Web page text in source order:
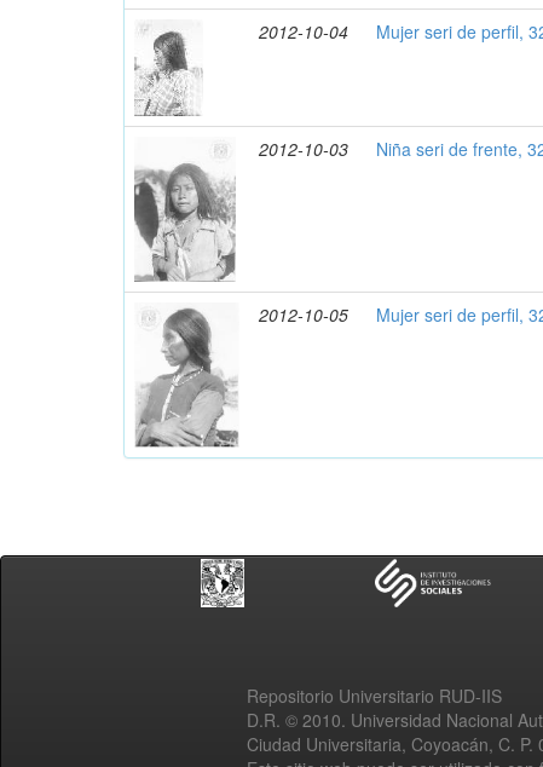
2012-10-04 Mujer seri de perfil,
2012-10-03 Niña seri de frente,
2012-10-05 Mujer seri de perfil,
Repositorio Universitario RUD-IIS
D.R. © 2010. Universidad Nacional
Ciudad Universitaria, Coyoacán, C.